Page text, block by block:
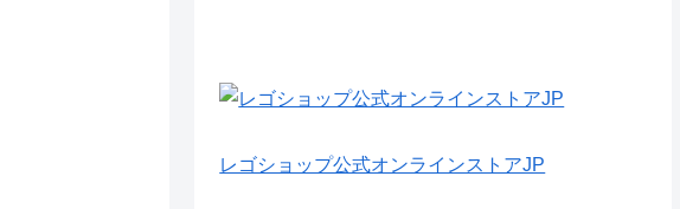
レゴショップ公式オンラインストアJP